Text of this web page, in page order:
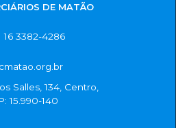
DE MATÃO
16 3382-4286
Salles, 134, Centro,
15.990-140